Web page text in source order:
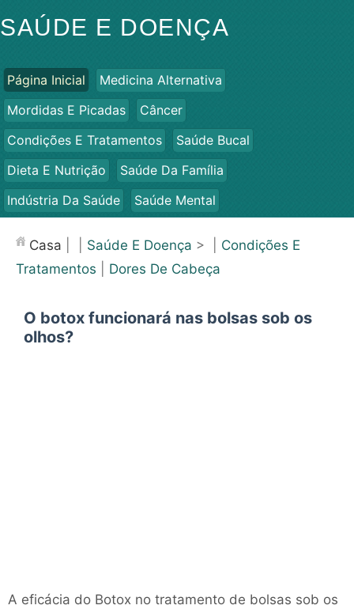
SAÚDE E DOENÇA
Página Inicial
Medicina Alternativa
Mordidas E Picadas
Câncer
Condições E Tratamentos
Saúde Bucal
Dieta E Nutrição
Saúde Da Família
Indústria Da Saúde
Saúde Mental
Saúde
Casa Saúde E Doença > | Condições E
Tratamentos
Dores De Cabeça
O botox funcionará nas bolsas sob os
olhos?
A eficácia do Botox no tratamento de bolsas sob os